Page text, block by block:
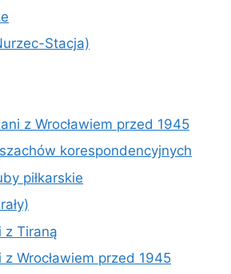
Stacja)
z Wrocławiem przed 1945
korespondencyjnych
piłkarskie
z Tiraną
Wrocławiem przed 1945